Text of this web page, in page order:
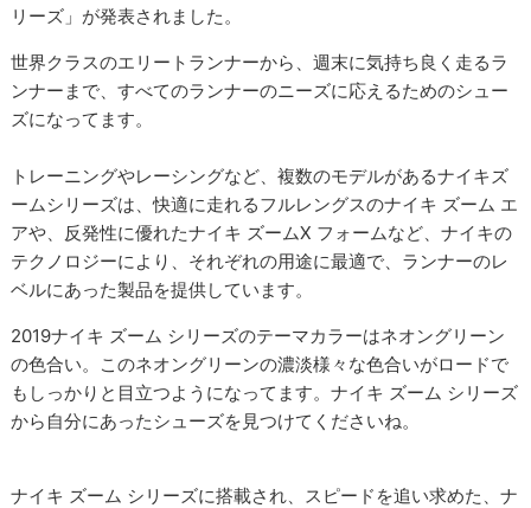
リーズ」が発表されました。
世界クラスのエリートランナーから、週末に気持ち良く走るラ
ンナーまで、すべてのランナーのニーズに応えるためのシュー
ズになってます。
トレーニングやレーシングなど、複数のモデルがあるナイキズ
ームシリーズは、快適に走れるフルレングスのナイキ ズーム エ
アや、反発性に優れたナイキ ズームX フォームなど、ナイキの
テクノロジーにより、それぞれの用途に最適で、ランナーのレ
ベルにあった製品を提供しています。
2019ナイキ ズーム シリーズのテーマカラーはネオングリーン
の色合い。このネオングリーンの濃淡様々な色合いがロードで
もしっかりと目立つようになってます。ナイキ ズーム シリーズ
から自分にあったシューズを見つけてくださいね。
ナイキ ズーム シリーズに搭載され、スピードを追い求めた、ナ